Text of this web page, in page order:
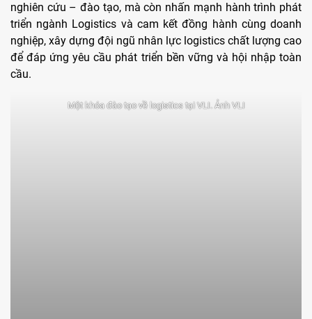
nghiên cứu – đào tạo, mà còn nhấn mạnh hành trình phát
triển ngành Logistics và cam kết đồng hành cùng doanh
nghiệp, xây dựng đội ngũ nhân lực logistics chất lượng cao
để đáp ứng yêu cầu phát triển bền vững và hội nhập toàn
cầu.
Một khóa đào tạo về logistics tại VLI. Ảnh VLI